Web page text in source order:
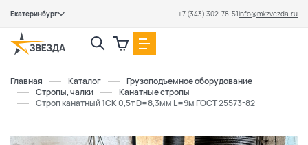
Екатеринбург +7 (343) 302-78-51info@mkzvezda.ru
Главная Каталог
Грузоподъемное оборудование
Стропы, чалки
Канатные стропы
Строп канатный 1СК 0,5т D=8,3мм L=9м ГОСТ 25573-82